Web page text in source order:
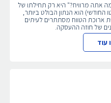
אתה מרוויח?" היא רק תחילתו של
הוא הנתון הבולט ביותר,
ארוכת הטווח מסתתרים לעיתים
של חוזה ההעסקה.
עוד